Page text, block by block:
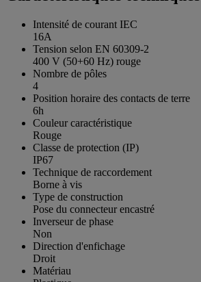
Intensité de courant IEC
16A
Tension selon EN 60309-2
400 V (50+60 Hz) rouge
Nombre de pôles
4
Position horaire des contacts de terre
6h
Couleur caractéristique
Rouge
Classe de protection (IP)
IP67
Technique de raccordement
Borne à vis
Type de construction
Pose du connecteur encastré
Inverseur de phase
Non
Direction d'enfichage
Droit
Matériau